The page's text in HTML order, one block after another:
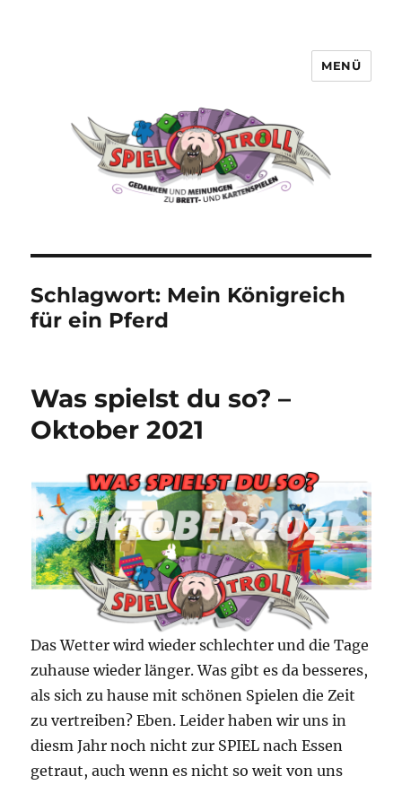
MENÜ
Schlagwort: Mein Königreich
für ein Pferd
Was spielst du so? –
Oktober 2021
Das Wetter wird wieder schlechter und die Tage
zuhause wieder länger. Was gibt es da besseres,
als sich zu hause mit schönen Spielen die Zeit
zu vertreiben? Eben. Leider haben wir uns in
diesm Jahr noch nicht zur SPIEL nach Essen
getraut, auch wenn es nicht so weit von uns